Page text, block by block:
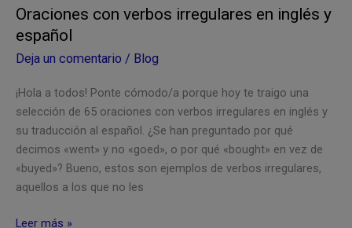
Oraciones con verbos irregulares en inglés y
español
Deja un comentario / Blog
¡Hola a todos! Ponte cómodo/a porque hoy te traigo una
selección de 65 oraciones con verbos irregulares en inglés y
su traducción al español. ¿Se han preguntado por qué
decimos «went» y no «goed», o por qué «bought» en vez de
«buyed»? Bueno, estos son ejemplos de verbos irregulares,
aquellos a los que no les
Oraciones
Leer más »